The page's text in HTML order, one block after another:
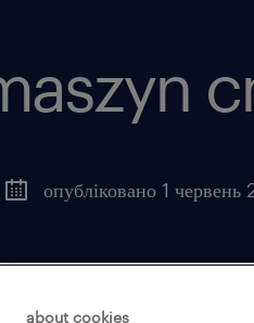
опубліковано 1 червень
about cookies